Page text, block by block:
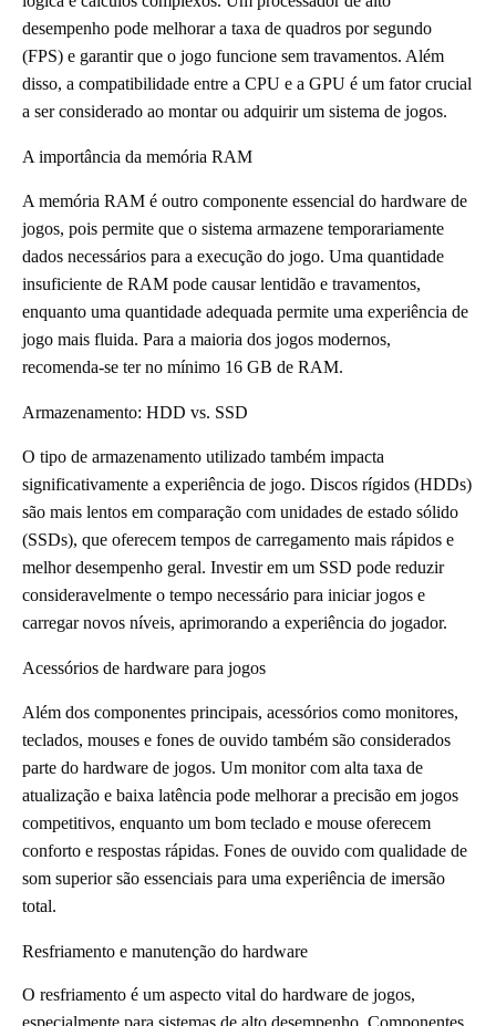
desempenho pode melhorar a taxa de quadros por segundo
(FPS) e garantir que o jogo funcione sem travamentos. Além
disso, a compatibilidade entre a CPU e a GPU é um fator crucial
a ser considerado ao montar ou adquirir um sistema de jogos.
A importância da memória RAM
A memória RAM é outro componente essencial do hardware de
jogos, pois permite que o sistema armazene temporariamente
dados necessários para a execução do jogo. Uma quantidade
insuficiente de RAM pode causar lentidão e travamentos,
enquanto uma quantidade adequada permite uma experiência de
jogo mais fluida. Para a maioria dos jogos modernos,
recomenda-se ter no mínimo 16 GB de RAM.
Armazenamento: HDD vs. SSD
O tipo de armazenamento utilizado também impacta
significativamente a experiência de jogo. Discos rígidos (HDDs)
são mais lentos em comparação com unidades de estado sólido
(SSDs), que oferecem tempos de carregamento mais rápidos e
melhor desempenho geral. Investir em um SSD pode reduzir
consideravelmente o tempo necessário para iniciar jogos e
carregar novos níveis, aprimorando a experiência do jogador.
Acessórios de hardware para jogos
Além dos componentes principais, acessórios como monitores,
teclados, mouses e fones de ouvido também são considerados
parte do hardware de jogos. Um monitor com alta taxa de
atualização e baixa latência pode melhorar a precisão em jogos
competitivos, enquanto um bom teclado e mouse oferecem
conforto e respostas rápidas. Fones de ouvido com qualidade de
som superior são essenciais para uma experiência de imersão
total.
Resfriamento e manutenção do hardware
O resfriamento é um aspecto vital do hardware de jogos,